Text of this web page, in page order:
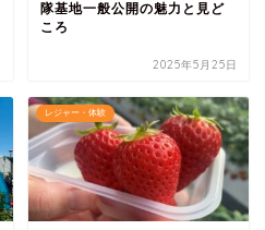
隊基地一般公開の魅力と見ど
ころ
2025年5月25日
レジャー・体験